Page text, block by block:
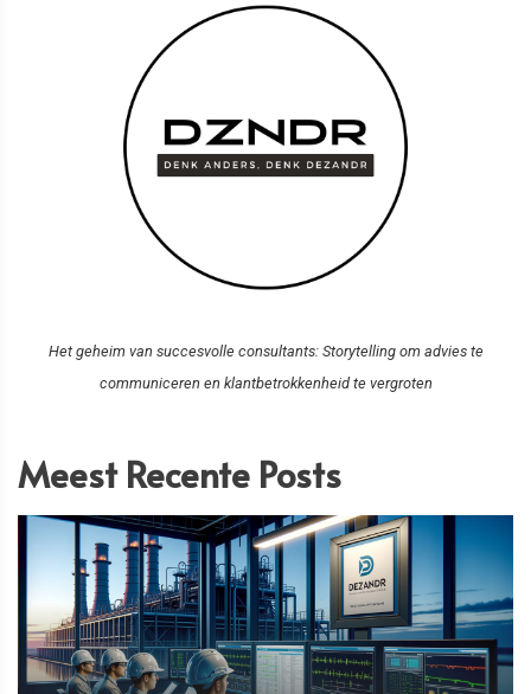
Het geheim van succesvolle consultants: Storytelling om advies te
communiceren en klantbetrokkenheid te vergroten
Meest Recente Posts